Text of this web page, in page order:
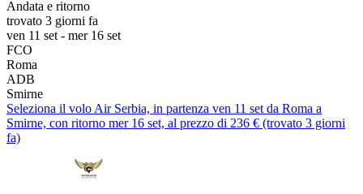
Andata e ritorno
trovato 3 giorni fa
ven 11 set - mer 16 set
FCO
Roma
ADB
Smirne
Seleziona il volo Air Serbia, in partenza ven 11 set da Roma a
Smirne, con ritorno mer 16 set, al prezzo di 236 € (trovato 3 giorni
fa)